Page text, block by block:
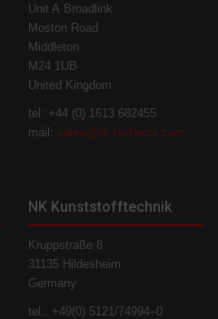
Unit A Broadlink
Moston Road
Middleton
M24 1UB
United Kingdom
tel: +44 (0) 1613 682455
mail: sales@nk-technics.com
NK Kunststofftechnik
Kruppstraße 8
31135 Hildesheim
Germany
tel.: +49(0) 5121/74994–0